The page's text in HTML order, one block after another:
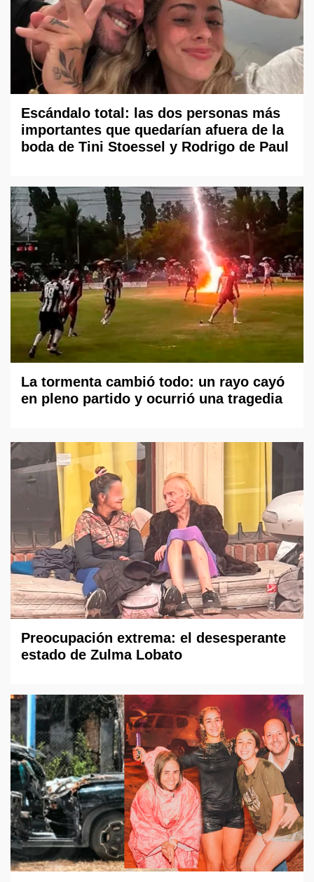
Escándalo total: las dos personas más
importantes que quedarían afuera de la
boda de Tini Stoessel y Rodrigo de Paul
La tormenta cambió todo: un rayo cayó
en pleno partido y ocurrió una tragedia
Preocupación extrema: el desesperante
estado de Zulma Lobato